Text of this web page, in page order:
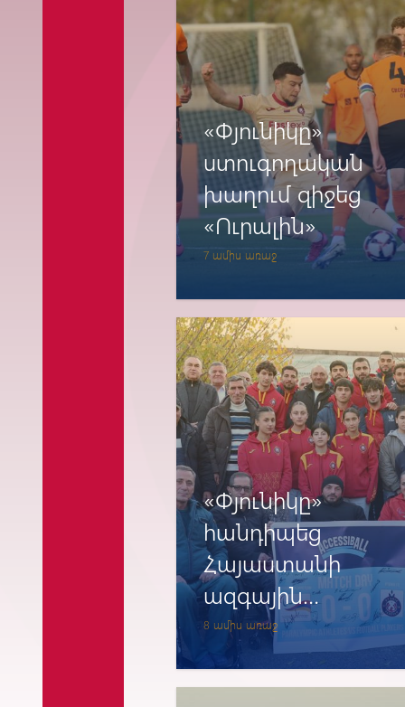
7 ամիս առաջ
«Փյունիկը»
ստուգողական
խաղում զիջեց
«Ուրալին»
8 ամիս առաջ
«Փյունիկը»
հանդիպեց
Հայաստանի
ազգային
պարալիմպիկ
կոմիտեի
մարզիկների հետ